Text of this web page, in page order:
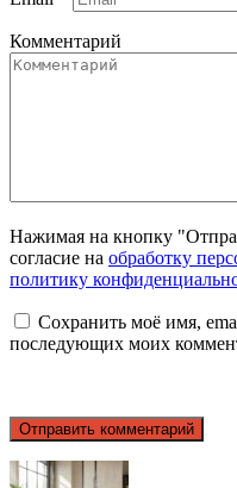
Комментарий
Нажимая на кнопку
согласие на обработку
политику
Сохранить моё имя,
последующих моих